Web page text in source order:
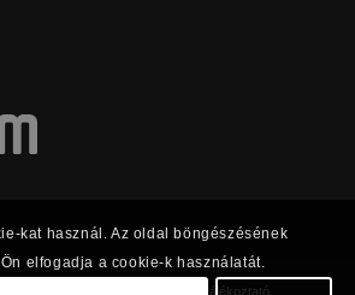
kapcsolatok | Adatkezelési tájékoztató
kat használ. Az oldal böngészésének
elfogadja a cookie-k használatát.